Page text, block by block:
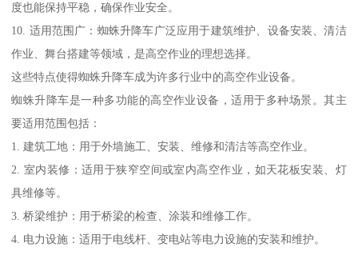
度也能保持平稳，确保作业安全。
10. 适用范围广：蜘蛛升降车广泛应用于建筑维护、设备安装、清洁
作业、舞台搭建等领域，是高空作业的理想选择。
这些特点使得蜘蛛升降车成为许多行业中的高空作业设备。
蜘蛛升降车是一种多功能的高空作业设备，适用于多种场景。其主
要适用范围包括：
1. 建筑工地：用于外墙施工、安装、维修和清洁等高空作业。
2. 室内装修：适用于狭窄空间或室内高空作业，如天花板安装、灯
具维修等。
3. 桥梁维护：用于桥梁的检查、涂装和维修工作。
4. 电力设施：适用于电线杆、变电站等电力设施的安装和维护。